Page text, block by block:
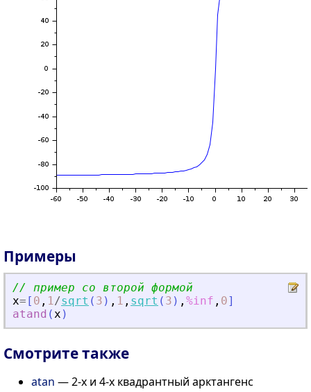
Примеры
// пример со второй формой
x= [ 0 , 1/sqrt ( 3 ) , 1 , sqrt ( 3 ) , %inf , 0]
atand (x )
Смотрите также
atan — 2-х и 4-х квадрантный арктангенс